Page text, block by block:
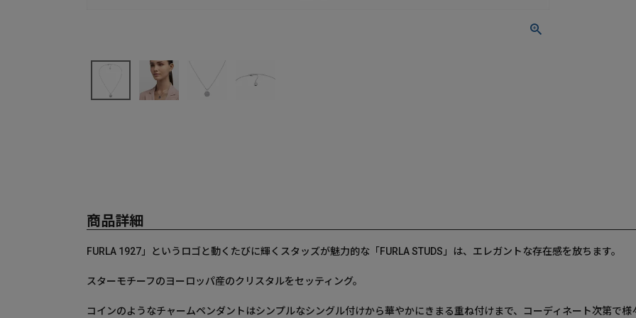
商品詳細
FURLA 1927」というロゴと動くたびに輝くスタッズが魅力的な「FURLA STUDS」は、エレガントな存在感を放ちます。
スターモチーフのヨーロッパ産のクリスタルをセッティング。
コインのようなチャームペンダントはシンプルなシングル付けから華やかにきまる重ね付けまで、コーディネート次第で様